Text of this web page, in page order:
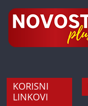
KORISNI
LINKOVI